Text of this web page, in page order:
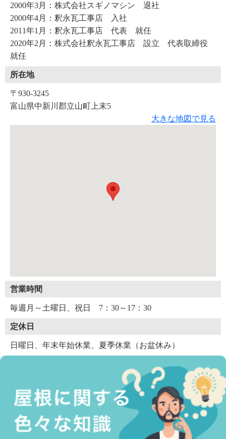
2000年3月：株式会社スギノマシン 退社
2000年4月：釈永瓦工事店 入社
2011年1月：釈永瓦工事店 代表 就任
2020年2月：株式会社釈永瓦工事店 設立 代表取締役
就任
所在地
〒930-3245
富山県中新川郡立山町上末5
大きな地図で見る
営業時間
毎週月～土曜日、祝日 7：30～17：30
定休日
日曜日、年末年始休業、夏季休業（お盆休み）